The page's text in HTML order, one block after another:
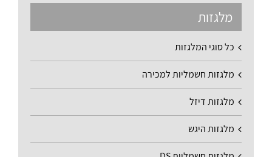
מלגזות
כל סוגי המלגזות
מלגזות חשמליות למכירה
מלגזות דיזל
מלגזות היגש